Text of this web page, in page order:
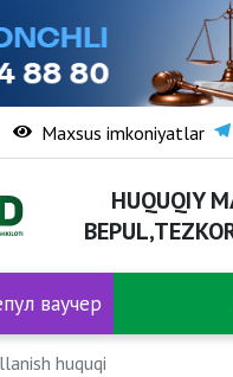
Maxsus imkoniyatlar
HUQUQIY
ваучер
huquqi